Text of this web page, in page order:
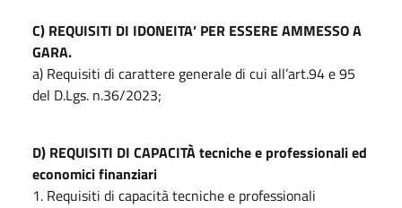
C) REQUISITI DI IDONEITA’ PER ESSERE AMMESSO A
GARA.
a) Requisiti di carattere generale di cui all’art.94 e 95
del D.Lgs. n.36/2023;
D) REQUISITI DI CAPACITÀ tecniche e professionali ed
economici finanziari
1. Requisiti di capacità tecniche e professionali